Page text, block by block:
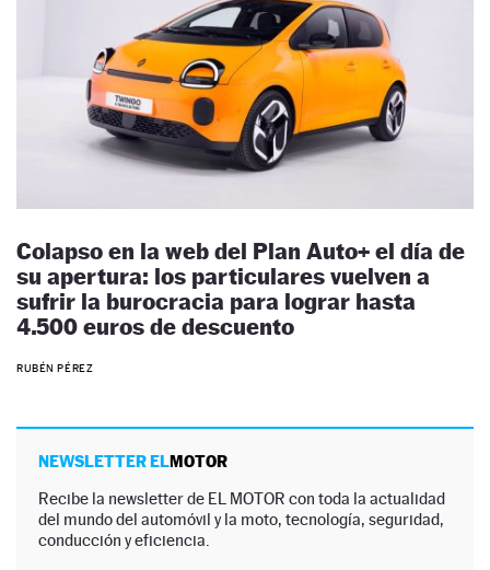
Colapso en la web del Plan Auto+ el día de
su apertura: los particulares vuelven a
sufrir la burocracia para lograr hasta
4.500 euros de descuento
RUBÉN PÉREZ
NEWSLETTER ELMOTOR
Recibe la newsletter de EL MOTOR con toda la actualidad
del mundo del automóvil y la moto, tecnología, seguridad,
conducción y eficiencia.